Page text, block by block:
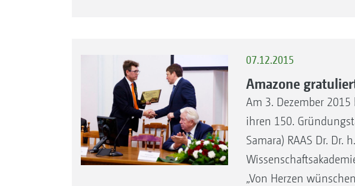
07.12.2015
Amazone
Am 3. Dezember
ihren 150.
Samara) RAAS Dr.
„Von Herzen